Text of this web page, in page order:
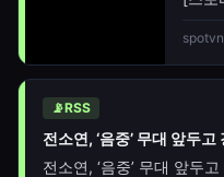
미국
메이
유소
출신
사회
📡RSS
전소연, ‘음중’ 무대 앞두
전소연, ‘음중’ 무대 앞두